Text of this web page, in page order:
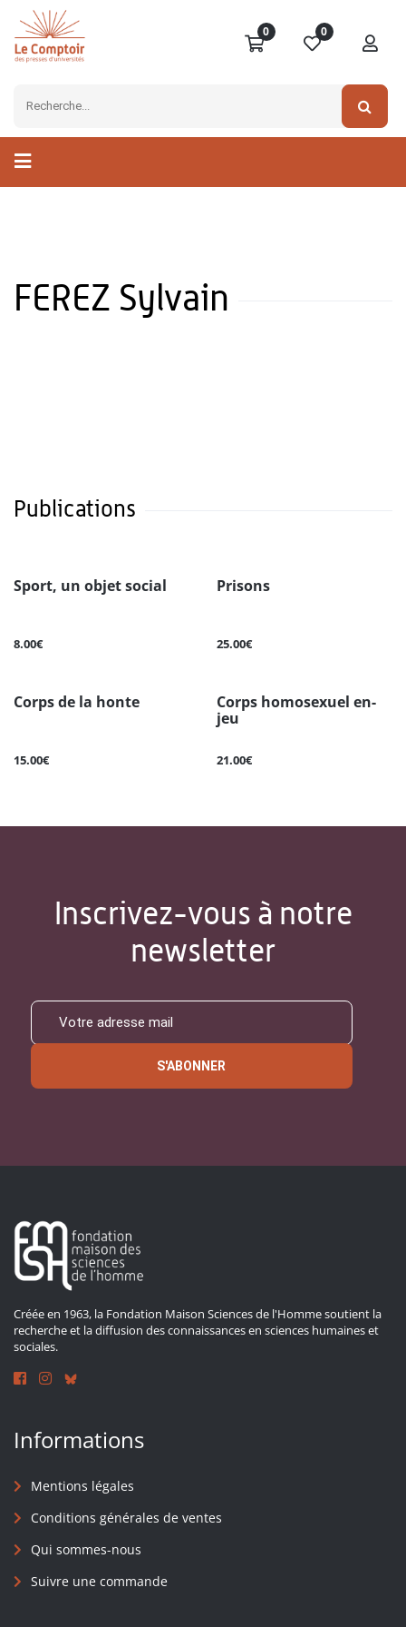
0 0
FEREZ Sylvain
Publications
Sport, un objet social
8.00€
Prisons
25.00€
Corps de la honte
15.00€
Corps homosexuel en-
jeu
21.00€
Inscrivez-vous à notre
newsletter
S'ABONNER
Créée en 1963, la Fondation Maison Sciences de l'Homme soutient la
recherche et la diffusion des connaissances en sciences humaines et
sociales.
Informations
Mentions légales
Conditions générales de ventes
Qui sommes-nous
Suivre une commande